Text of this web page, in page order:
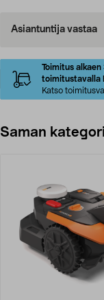
Asiantuntija vastaa
Toimitus
toimitustavalla
Katso
Saman